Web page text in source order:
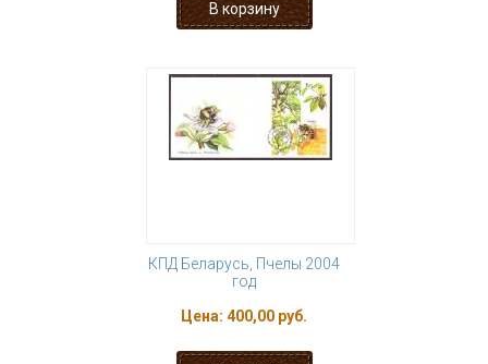
КПД Беларусь, Пчелы 2004
год
Цена: 400,00 руб.